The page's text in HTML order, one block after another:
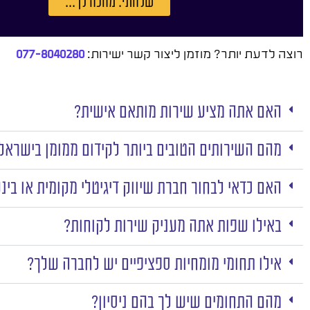
רוצה לדעת יותר? מוזמן ליצור קשר ישירות:077-8040280
האם אתה מציע שירות מותאם אישית?
מהם השירותים הטובים ביותר לקידום ממומן
האם כדאי לבחור חברת שיווק דיגיטלי מקומית או
באילו שפות אתה מעניק שירות לקוחות?
אילו תחומי מומחיות ספציפיים יש לחברה שלך?
מהם התחומים שיש לך בהם ניסיון?